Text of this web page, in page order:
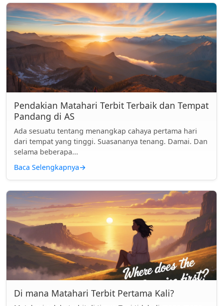
Pendakian Matahari Terbit Terbaik dan Tempat
Pandang di AS
Ada sesuatu tentang menangkap cahaya pertama hari
dari tempat yang tinggi. Suasananya tenang. Damai. Dan
selama beberapa...
Baca Selengkapnya→
Di mana Matahari Terbit Pertama Kali?